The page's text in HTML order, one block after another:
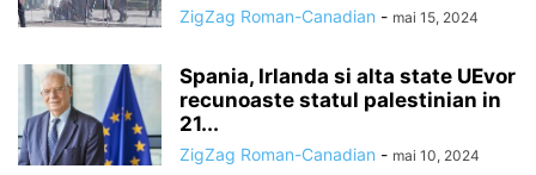
ZigZag Roman-Canadian - mai 15, 2024
Spania, Irlanda si alta state UEvor
recunoaste statul palestinian in
21...
ZigZag Roman-Canadian - mai 10, 2024